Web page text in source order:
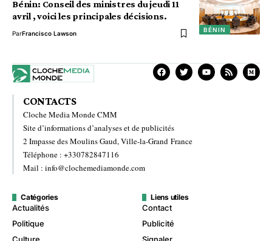
BÉNIN
Bénin: Conseil des ministres du jeudi 11
avril , voici les principales décisions.
ParFrancisco Lawson
CONTACTS
Cloche Media Monde CMM
Site d’informations d’analyses et de publicités
2 Impasse des Moulins Gaud, Ville-la-Grand France
Téléphone : +330782847116
Mail : info@clochemediamonde.com
Catégories
Actualités
Politique
Liens utiles
Contact
Publicité